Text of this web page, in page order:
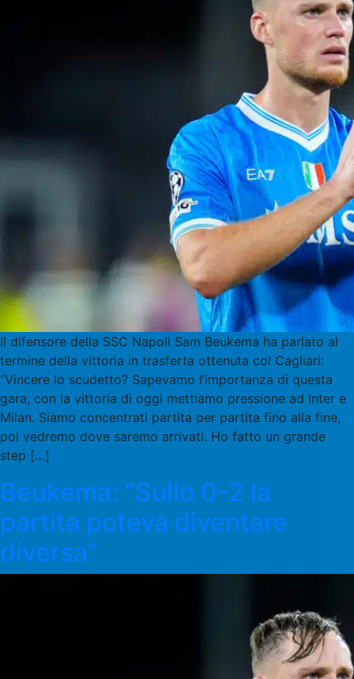
Il difensore della SSC Napoli Sam Beukema ha parlato al
termine della vittoria in trasferta ottenuta col Cagliari:
“Vincere lo scudetto? Sapevamo l’importanza di questa
gara, con la vittoria di oggi mettiamo pressione ad Inter e
Milan. Siamo concentrati partita per partita fino alla fine,
poi vedremo dove saremo arrivati. Ho fatto un grande
step […]
Beukema: “Sullo 0-2 la
partita poteva diventare
diversa”